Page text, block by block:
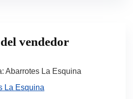
vendedor
Abarrotes La Esquina
La Esquina